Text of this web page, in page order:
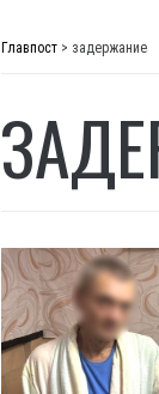
Главпост > задержание